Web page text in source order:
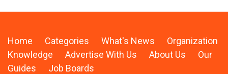
Home Categories What's News
Organization
Knowledge
Advertise With Us About Us
Our
Guides
Job Boards